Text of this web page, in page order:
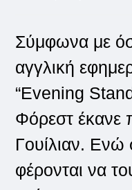
Σύμφωνα με
αγγλική
“Evening
Φόρεστ έκανε
Γουίλιαν.
φέρονται να